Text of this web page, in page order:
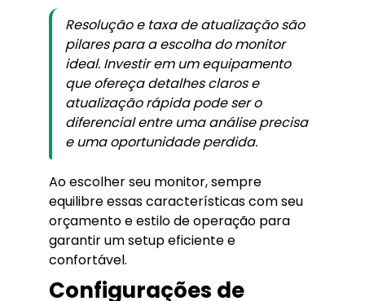
Resolução e taxa de atualização são
pilares para a escolha do monitor
ideal. Investir em um equipamento
que ofereça detalhes claros e
atualização rápida pode ser o
diferencial entre uma análise precisa
e uma oportunidade perdida.
Ao escolher seu monitor, sempre
equilibre essas características com seu
orçamento e estilo de operação para
garantir um setup eficiente e
confortável.
Configurações de